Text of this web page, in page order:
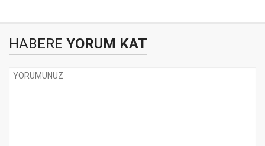
HABERE YORUM KAT